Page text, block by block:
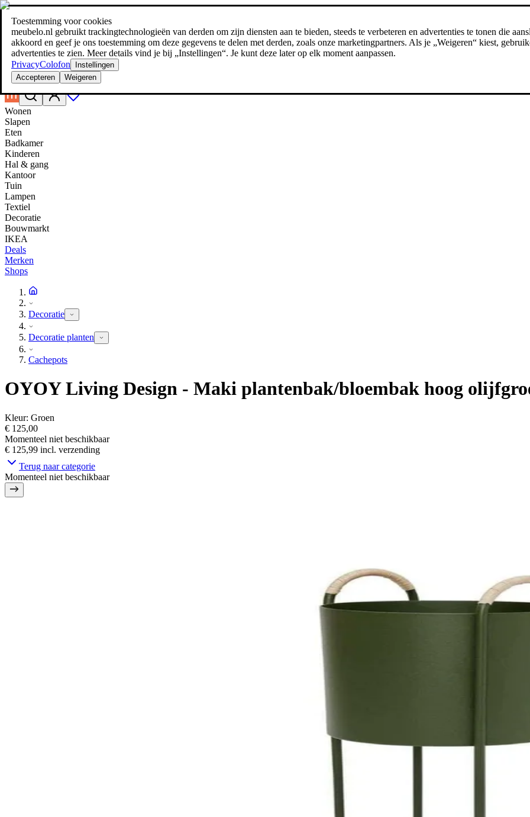
Toestemming voor cookies
meubelo.nl gebruikt trackingtechnologieën van derden om zijn diensten aan te bieden, steeds te verbeteren en advertenties te tonen die
akkoord en geef je ons toestemming om deze gegevens te delen met derden, zoals onze marketingpartners. Als je „Weigeren“ kiest,
advertenties te zien. Meer details vind je bij „Instellingen“. Je kunt deze later op elk moment aanpassen.
PrivacyColofon
Instellingen
Accepteren
Weigeren
Zoeken
meubel jezelf de beste prijs!meubel jezelf de beste prijs!
Wonen
Slapen
Eten
Badkamer
Kinderen
Hal & gang
Kantoor
Tuin
Lampen
Textiel
Decoratie
Bouwmarkt
IKEA
Deals
Merken
Shops
Decoratie
Decoratie planten
Cachepots
OYOY Living Design - Maki plantenbak/bloembak hoog
Kleur: Groen
€ 125,00
Momenteel niet beschikbaar
€ 125,99 incl. verzending
Terug naar categorie
Momenteel niet beschikbaar